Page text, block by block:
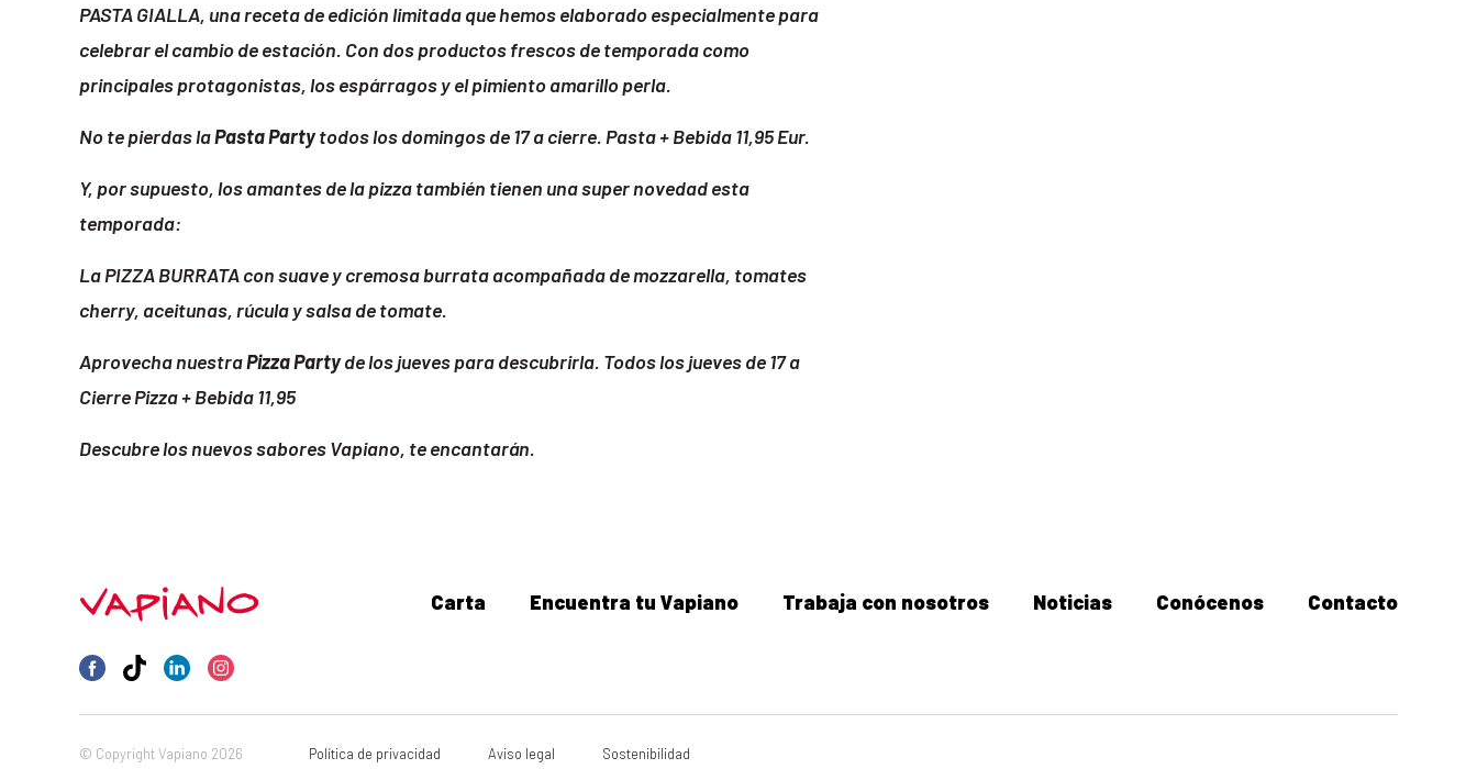
PASTA GIALLA, una receta de edición limitada que hemos elaborado especialmente para
celebrar el cambio de estación. Con dos productos frescos de temporada como
principales protagonistas, los espárragos y el pimiento amarillo perla.
No te pierdas laPasta Partytodos los domingos de 17 a cierre. Pasta + Bebida 11,95 Eur.
Y, por supuesto, los amantes de la pizza también tienen una super novedad esta
temporada:
La PIZZA BURRATA con suave y cremosa burrata acompañada de mozzarella, tomates
cherry, aceitunas, rúcula y salsa de tomate.
Aprovecha nuestraPizza Partyde los jueves para descubrirla. Todos los jueves de 17 a
Cierre Pizza + Bebida 11,95
Descubre los nuevos sabores Vapiano, te encantarán.
Carta Encuentra tu Vapiano Trabaja con nosotros Noticias Conócenos Contacto
© Copyright Vapiano 2026 Política de privacidad Aviso legal Sostenibilidad